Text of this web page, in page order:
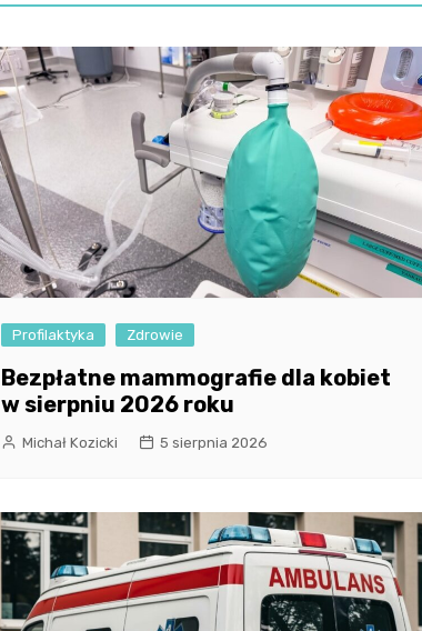
Profilaktyka Zdrowie
Bezpłatne mammografie dla kobiet
w sierpniu 2026 roku
Michał Kozicki 5 sierpnia 2026